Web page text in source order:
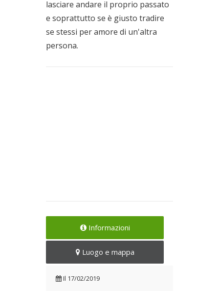
lasciare andare il proprio passato
e soprattutto se è giusto tradire
se stessi per amore di un'altra
persona.
Informazioni
Luogo e mappa
Il 17/02/2019